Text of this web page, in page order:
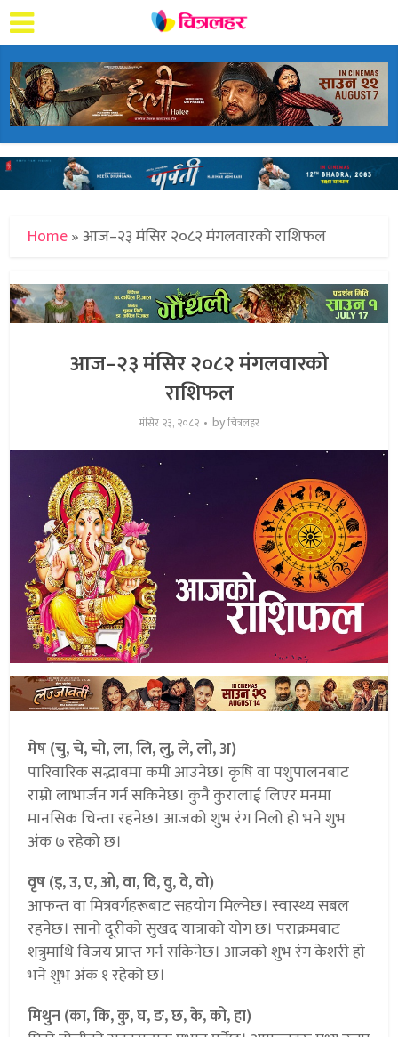
Home»आज–२३ मंसिर २०८२ मंगलवारको राशिफल
आज–२३ मंसिर २०८२ मंगलवारको
राशिफल
मंसिर २३, २०८२ byचित्रलहर
मेष (चु, चे, चो, ला, लि, लु, ले, लो, अ)
पारिवारिक सद्भावमा कमी आउनेछ। कृषि वा पशुपालनबाट
राम्रो लाभार्जन गर्न सकिनेछ। कुनै कुरालाई लिएर मनमा
मानसिक चिन्ता रहनेछ। आजको शुभ रंग निलो हो भने शुभ
अंक ७ रहेको छ।
वृष (इ, उ, ए, ओ, वा, वि, वु, वे, वो)
आफन्त वा मित्रवर्गहरूबाट सहयोग मिल्नेछ। स्वास्थ्य सबल
रहनेछ। सानो दूरीको सुखद यात्राको योग छ। पराक्रमबाट
शत्रुमाथि विजय प्राप्त गर्न सकिनेछ। आजको शुभ रंग केशरी हो
भने शुभ अंक १ रहेको छ।
मिथुन (का, कि, कु, घ, ङ, छ, के, को, हा)